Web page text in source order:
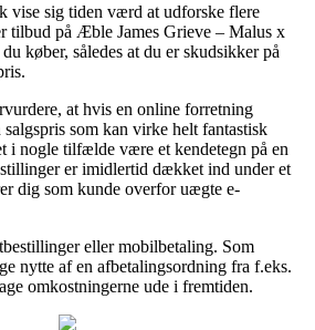
vise sig tiden værd at udforske flere
tilbud på Æble James Grieve – Malus x
køber, således at du er skudsikker på
at hvis en online forretning
som kan virke helt fantastisk
i nogle tilfælde være et kendetegn på en
er imidlertid dækket ind under et
dig som kunde overfor uægte e-
eller mobilbetaling. Som
nytte af en afbetalingsordning fra f.eks.
omkostningerne ude i fremtiden.